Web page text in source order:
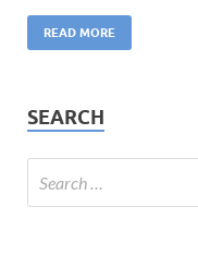
READ MORE
SEARCH